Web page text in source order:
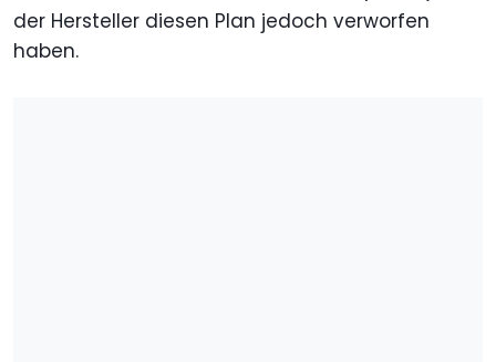
der Hersteller diesen Plan jedoch verworfen
haben.